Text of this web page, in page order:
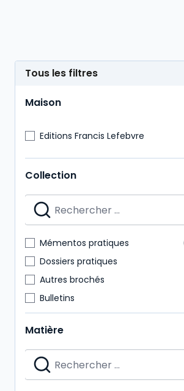
Tous les filtres
Maison
Editions Francis Lefebvre
Collection
Mémentos pratiques
Dossiers pratiques
Autres brochés
Bulletins
Mémentos experts
Revues d'actualité
Revues de jurisprudence
Codes pratiques
Matière